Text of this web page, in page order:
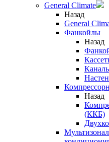
General Climate
Назад
General
Фанкойлы
Назад
Назад
(ККБ)